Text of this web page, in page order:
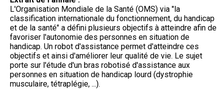
L'Organisation Mondiale de la Santé (OMS) via "la
classification internationale du fonctionnement, du handicap
et de la santé" a défini plusieurs objectifs à atteindre afin de
favoriser l'autonomie des personnes en situation de
handicap. Un robot d'assistance permet d'atteindre ces
objectifs et ainsi d'améliorer leur qualité de vie. Le sujet
porte sur l'étude d'un bras robotisé d'assistance aux
personnes en situation de handicap lourd (dystrophie
musculaire, tétraplégie, ...).